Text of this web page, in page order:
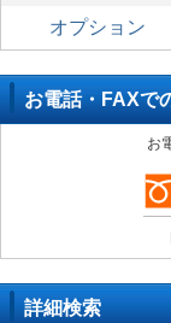
オプション
お電話・FAXで
お
詳細検索